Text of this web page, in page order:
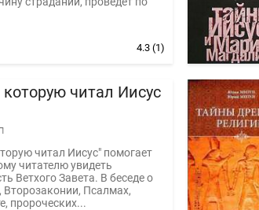
4.3 (1)
читал Иисус
читал Иисус" помогает
читателю увидеть
Ветхого Завета. В беседе о
Второзаконии, Псалмах,
пророческих...